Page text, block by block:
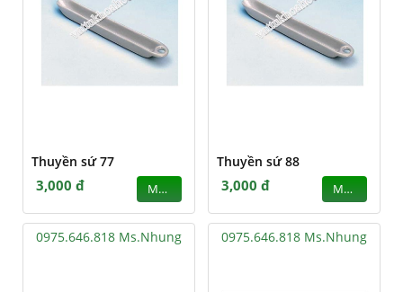
Thuyền sứ 77
3,000 đ MUA
Thuyền sứ 88
3,000 đ MUA
0975.646.818 Ms.Nhung 0975.646.818 Ms.Nhung